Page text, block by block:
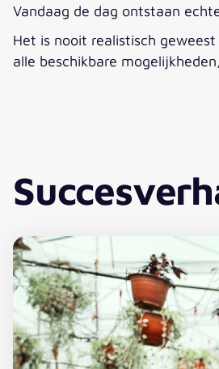
Vandaag de dag ontstaan
Het is nooit realistisch
alle beschikbare